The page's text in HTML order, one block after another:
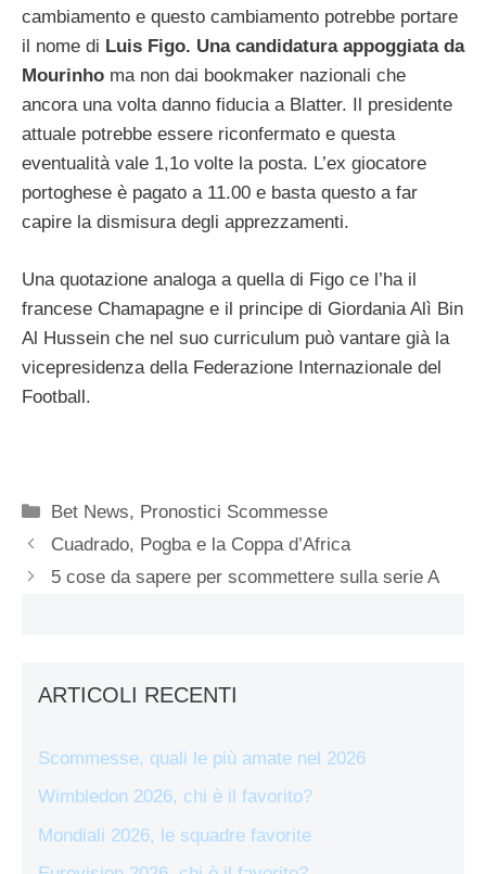
cambiamento e questo cambiamento potrebbe portare
il nome di Luis Figo. Una candidatura appoggiata da
Mourinho ma non dai bookmaker nazionali che
ancora una volta danno fiducia a Blatter. Il presidente
attuale potrebbe essere riconfermato e questa
eventualità vale 1,1o volte la posta. L’ex giocatore
portoghese è pagato a 11.00 e basta questo a far
capire la dismisura degli apprezzamenti.
Una quotazione analoga a quella di Figo ce l’ha il
francese Chamapagne e il principe di Giordania Alì Bin
Al Hussein che nel suo curriculum può vantare già la
vicepresidenza della Federazione Internazionale del
Football.
Categorie
Bet News, Pronostici Scommesse
Cuadrado, Pogba e la Coppa d’Africa
5 cose da sapere per scommettere sulla serie A
ARTICOLI RECENTI
Scommesse, quali le più amate nel 2026
Wimbledon 2026, chi è il favorito?
Mondiali 2026, le squadre favorite